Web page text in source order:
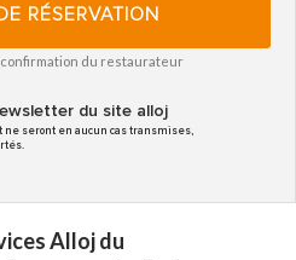
RÉSERVATION
du restaurateur
du site alloj
ne seront en aucun cas transmises,
Alloj du